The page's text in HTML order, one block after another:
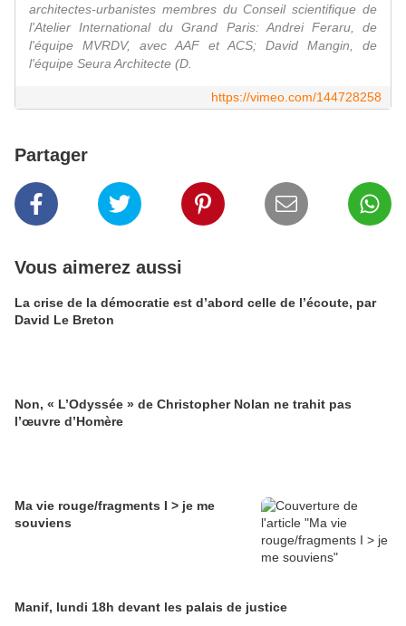
architectes-urbanistes membres du Conseil scientifique de
l'Atelier International du Grand Paris: Andrei Feraru, de
l'équipe MVRDV, avec AAF et ACS; David Mangin, de
l'équipe Seura Architecte (D.
https://vimeo.com/144728258
Partager
Vous aimerez aussi
La crise de la démocratie est d’abord celle de l’écoute, par
David Le Breton
Non, « L’Odyssée » de Christopher Nolan ne trahit pas
l’œuvre d’Homère
Ma vie rouge/fragments I > je me
souviens
Manif, lundi 18h devant les palais de justice